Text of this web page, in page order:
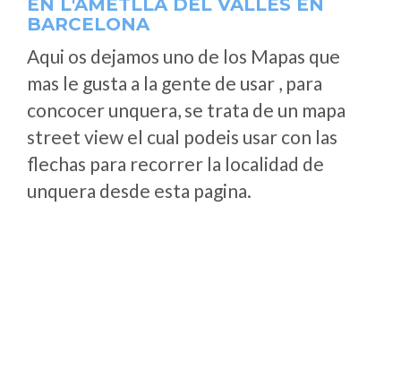
EN L'AMETLLA DEL VALLÈS EN
BARCELONA
Aqui os dejamos uno de los Mapas que
mas le gusta a la gente de usar , para
concocer unquera, se trata de un mapa
street view el cual podeis usar con las
flechas para recorrer la localidad de
unquera desde esta pagina.